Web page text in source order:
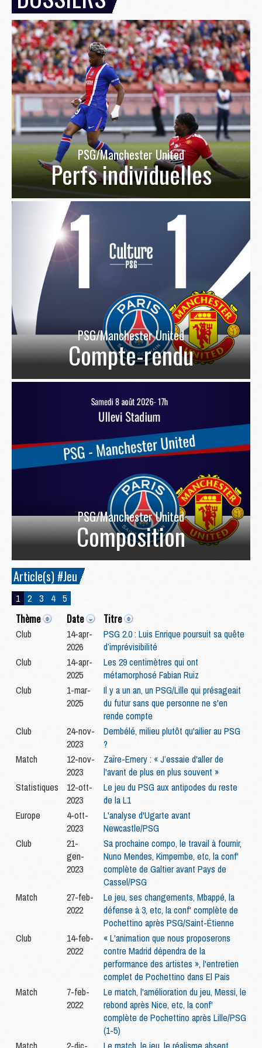
PSG/Manchester United
Perfs individuelles
PSG/Manchester United
Compte-rendu
PSG/Manchester United
Composition
Article(s) #Jeu
1 2 3 4 5
Thème Date Titre
Club
14-apr-
2026
PSG 2.0 : Luis Enrique poursuit sa quête
d’imprévisibilité
Club
14-apr-
2025
Les 29 centimètres qui ont
métamorphosé Fabian Ruiz
Club
1-mar-
2025
Il y a un an, un PSG/Lille qui présageait
du futur sans que personne ne s'en
rende compte
Club
24-nov-
2023
Dembélé, milieu plutôt qu'ailier au PSG
?
Match
12-nov-
2023
Zaïre-Emery : « J’essaie d'aller de
l'avant de plus en plus souvent »
Statistiques
12-ott-
2023
Le jeu du PSG aux antipodes du reste
de la L1
Europe
4-ott-
2023
L'analyse d'Ugarte avant
Newcastle/PSG
Club
21-
gen-
2023
Sa prochaine compo, le travail à fournir,
Nuno Mendes, Kimpembe, etc, la conf'
complète de Galtier avant Pays de
Cassel/PSG
Match
27-feb-
2022
Le jeu, ses changements, Mbappé, la
défense à 3, etc, la conf' complète de
Pochettino après PSG/Saint-Étienne
Club
14-feb-
2022
« L'animation que nous proposerons
contre Madrid dépendra de la
performance des artistes », l'entretien
complet de Pochettino dans El Pais
Match
7-feb-
2022
Le match, l'amélioration du jeu, Messi, le
rebond après Nice, etc, la conf'
complète de Pochettino après Lille/PSG
(1-5)